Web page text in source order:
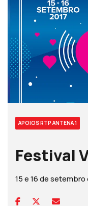
APOIOS RTP ANTENA 1
Festival
15 e 16 de